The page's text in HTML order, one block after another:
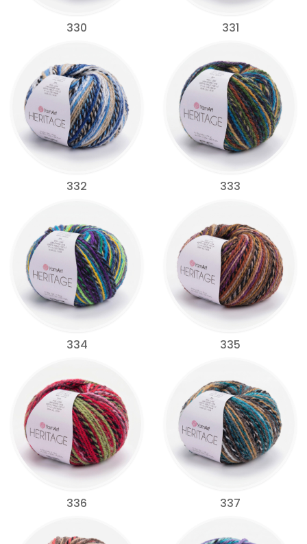
330 331
332 333
334 335
336 337